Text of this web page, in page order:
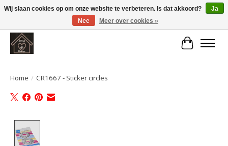
Large selection of products and fast shipping!
Home / CR1667 - Sticker circles
Wij slaan cookies op om onze website te verbeteren. Is dat akkoord?
Ja
Nee
Meer over cookies »